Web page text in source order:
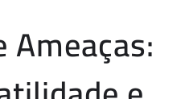
Ameaças: